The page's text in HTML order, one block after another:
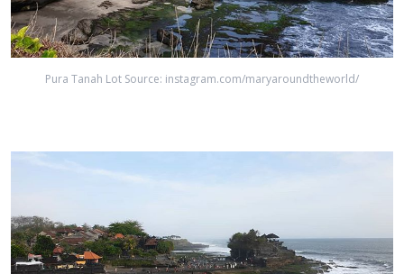
Pura Tanah Lot Source: instagram.com/maryaroundtheworld/